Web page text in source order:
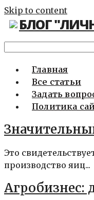
Skip to content
БЛОГ
Главная
Все статьи
Задать
Политика
Это
производство яиц...
Агробизнес: